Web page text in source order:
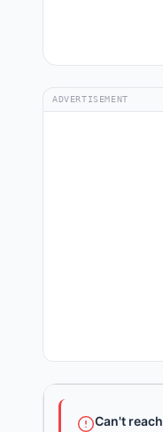
ADVERTISEMENT
Can't